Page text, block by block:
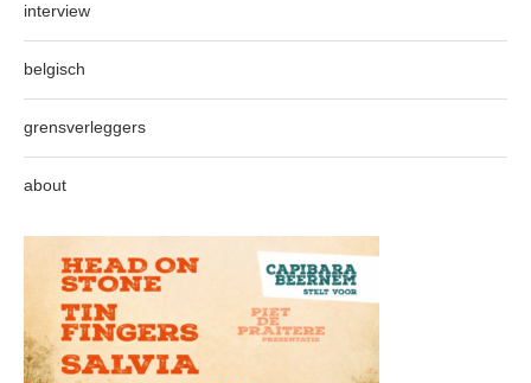
interview
belgisch
grensverleggers
about